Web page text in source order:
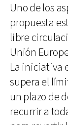
Uno de los
propuesta
libre
Unión
La iniciativa
supera el
un plazo de
recurrir a